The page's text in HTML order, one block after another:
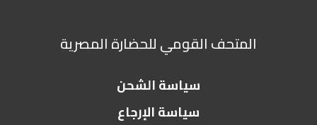
المتحف القومي للحضارة المصرية
سياسة الشحن
سياسة الإرجاع